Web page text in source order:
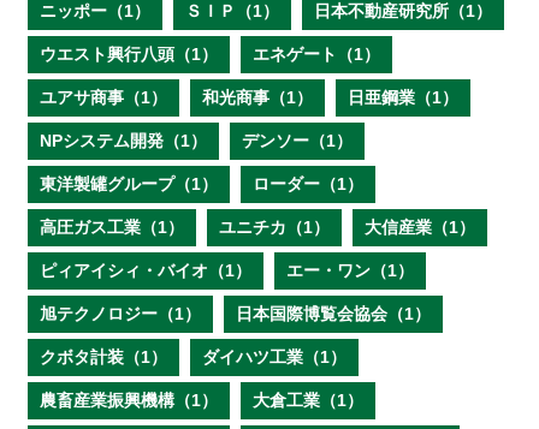
ニッポー（1） ＳＩＰ（1） 日本不動産研究所（1）
ウエスト興行八頭（1） エネゲート（1）
ユアサ商事（1） 和光商事（1） 日亜鋼業（1）
NPシステム開発（1） デンソー（1）
東洋製罐グループ（1） ローダー（1）
高圧ガス工業（1） ユニチカ（1） 大信産業（1）
ピィアイシィ・バイオ（1） エー・ワン（1）
旭テクノロジー（1） 日本国際博覧会協会（1）
クボタ計装（1） ダイハツ工業（1）
農畜産業振興機構（1） 大倉工業（1）